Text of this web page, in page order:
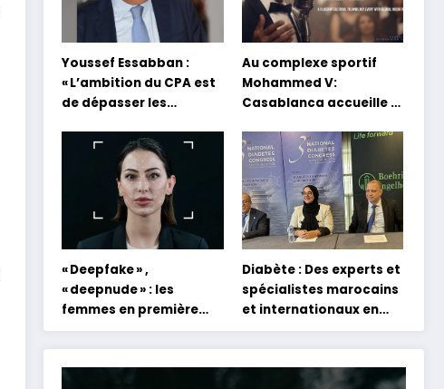
Youssef Essabban :
« L’ambition du CPA est
de dépasser les
et académiques de
formation en
s’appuyant sur le
partage des
expériences »
Au complexe sportif
Mohammed V:
Casablanca accueille la
concert holographique
d’Abdel Halim Hafez
« Deepfake » ,
« deepnude » : les
femmes en première
ligne face aux dangers
de l’intelligence
artificielle
Diabète : Des experts et
spécialistes marocains
et internationaux en
conclave à Tanger